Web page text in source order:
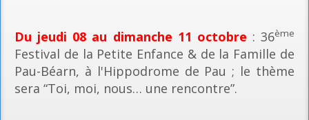
Du jeudi 08 au dimanche 11 octobre : 36ème
Festival de la Petite Enfance & de la Famille de
Pau-Béarn, à l'Hippodrome de Pau ; le thème
sera “Toi, moi, nous… une rencontre”.